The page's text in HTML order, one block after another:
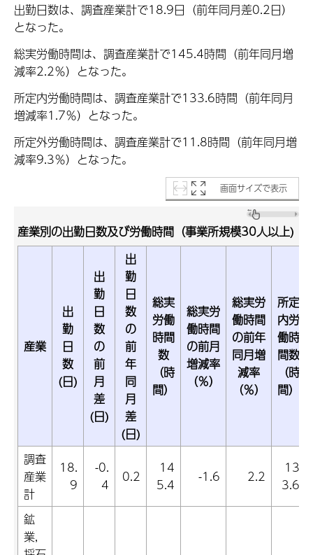
出勤日数は、調査産業計で18.9日（前年同月差0.2日）
となった。
総実労働時間は、調査産業計で145.4時間（前年同月増
減率2.2％）となった。
所定内労働時間は、調査産業計で133.6時間（前年同月
増減率1.7％）となった。
所定外労働時間は、調査産業計で11.8時間（前年同月増
減率9.3％）となった。
画面サイズで表示
産業別の出勤日数及び労働時間（事業所規模30人以上)
産業
出
勤
日
数
(日)
出
勤
日
数
の
前
月
差
(日)
出
勤
日
数
の
前
年
同
月
差
(日)
総実
労働
時間
数
（時
間）
総実労
働時間
の前月
増減率
（％）
総実労
働時間
の前年
同月増
減率
（％）
所定
内労
働時
間数
（時
間）
調査
産業
計
18.
9
-0.
4
0.2
14
5.4
-1.6 2.2
13
3.6
鉱
業,